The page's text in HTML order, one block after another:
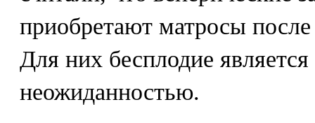
приобретают матросы
Для них бесплодие
неожиданностью.